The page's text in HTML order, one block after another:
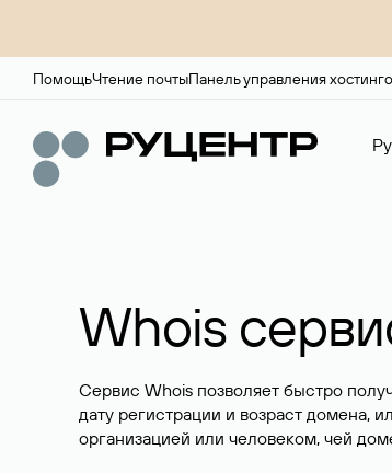
ПомощьЧтение почтыПанель управления
Whois
Сервис Whois позволяет быстро
дату регистрации и возраст домена,
организацией или человеком, чей